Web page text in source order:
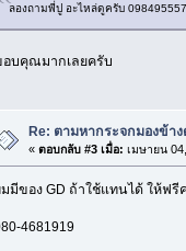
ลองถามพี่ปู อะไหล่ดูครับ
บคุณมากเลยครับ
Re: ตามหากระจกมองข้า
«ตอบกลับ #3 เมื่อ: เมษายน
มีของ GD ถ้าใช้แทนได้ ให้ฟรี
4681919